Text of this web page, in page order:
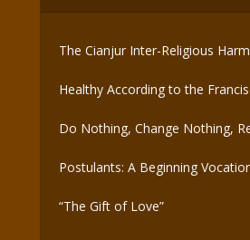
The Cianjur Inter-Religious
Healthy According to the
Do Nothing, Change Nothing,
Postulants: A Beginning
“The Gift of Love”